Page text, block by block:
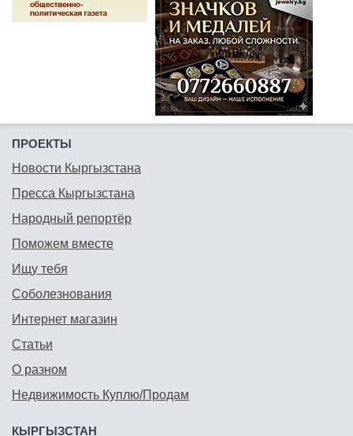
ПРОЕКТЫ
Новости Кыргызстана
Пресса Кыргызстана
Народный репортёр
Поможем вместе
Ищу тебя
Соболезнования
Интернет магазин
Статьи
О разном
Недвижимость Куплю/Продам
КЫРГЫЗСТАН